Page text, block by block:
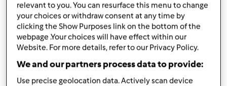
Aggiungi alle mie raccolte
condividi la ricetta
relevant to you. You can resurface this menu to change
your choices or withdraw consent at any time by
clicking the Show Purposes link on the bottom of the
webpage .Your choices will have effect within our
Website. For more details, refer to our Privacy Policy.
We and our partners process data to provide:
Use precise geolocation data. Actively scan device